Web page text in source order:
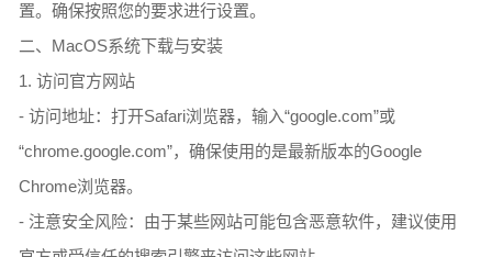
置。确保按照您的要求进行设置。
二、MacOS系统下载与安装
1. 访问官方网站
- 访问地址：打开Safari浏览器，输入“google.com”或
“chrome.google.com”，确保使用的是最新版本的Google
Chrome浏览器。
- 注意安全风险：由于某些网站可能包含恶意软件，建议使用